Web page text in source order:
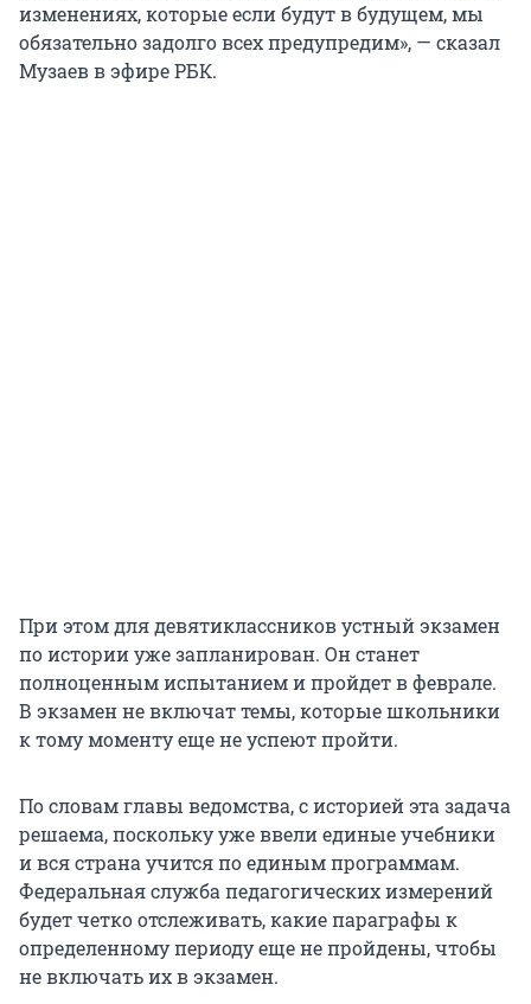
изменениях, которые если будут в будущем, мы
обязательно задолго всех предупредим», — сказал
Музаев в эфире РБК.
При этом для девятиклассников устный экзамен
по истории уже запланирован. Он станет
полноценным испытанием и пройдет в феврале.
В экзамен не включат темы, которые школьники
к тому моменту еще не успеют пройти.
По словам главы ведомства, с историей эта задача
решаема, поскольку уже ввели единые учебники
и вся страна учится по единым программам.
Федеральная служба педагогических измерений
будет четко отслеживать, какие параграфы к
определенному периоду еще не пройдены, чтобы
не включать их в экзамен.